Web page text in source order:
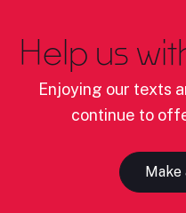
Help us
Enjoying our texts
continue to
Make